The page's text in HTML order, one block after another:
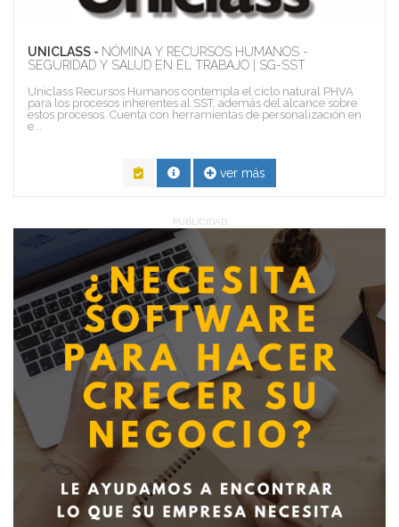
UNICLASS - NÓMINA Y RECURSOS HUMANOS -
SEGURIDAD Y SALUD EN EL TRABAJO | SG-SST
Uniclass Recursos Humanos contempla el ciclo natural PHVA
para los procesos inherentes al SST, además del alcance sobre
estos procesos. Cuenta con herramientas de personalización en
e...
ver más
PUBLICIDAD